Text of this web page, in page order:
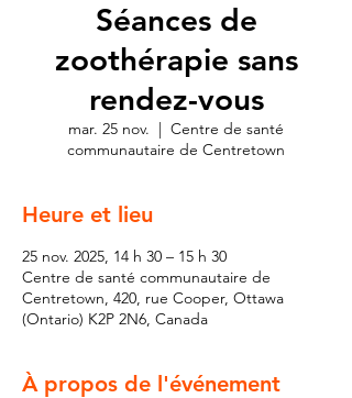
Séances de
zoothérapie sans
rendez-vous
mar. 25 nov.
  |
Centre de santé
communautaire de Centretown
Heure et lieu
25 nov. 2025, 14 h 30 – 15 h 30
Centre de santé communautaire de
Centretown, 420, rue Cooper, Ottawa
(Ontario) K2P 2N6, Canada
À propos de l'événement